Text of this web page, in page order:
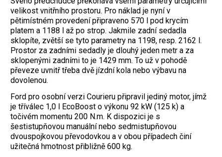
velikost vnitřního prostoru. Pro náklad je nyní v
pětimístném provedení připraveno 570 l pod krycím
platem a 1188 l až po strop. Jakmile zadní sedadla
sklopíte, zvětší se tyto parametry na 1198, resp. 2162 l.
Prostor za zadními sedadly je dlouhý jeden metr a za
sklopenými zadními to je 1429 mm. To už v pohodě
převeze uvnitř třeba dvě jízdní kola nebo výbavu na
dovolenou.
Ford pro osobní verzi Courieru připravil jediný motor, jímž
je tříválec 1,0 l EcoBoost o výkonu 92 kW (125 k) a
točivém momentu 200 N.m. K dispozici je s
šestistupňovou manuální nebo sedmistupňovou
dvouspojkovou převodovkou a v obou případech činí
užitečná hmotnost přibližně 600 kg.